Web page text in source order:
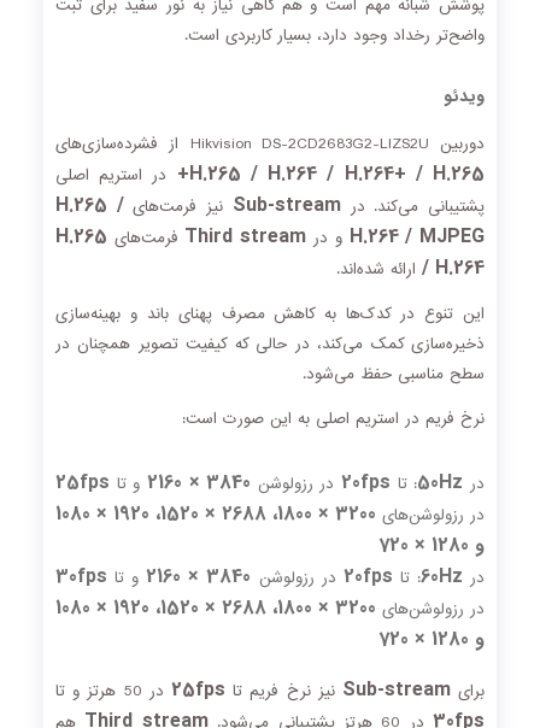
پوشش شبانه مهم است و هم گاهی نیاز به نور سفید برای ثبت
واضح‌تر رخداد وجود دارد، بسیار کاربردی است.
ویدئو
دوربین Hikvision DS-2CD2683G2-LIZS2U از فشرده‌سازی‌های
H.265 / H.264 / H.264+ / H.265+
در استریم اصلی
پشتیبانی می‌کند. درSub-stream نیز فرمت‌هایH.265 /
H.264 / MJPEG و در Third stream فرمت‌های H.265
/ H.264ارائه شده‌اند.
این تنوع در کدک‌ها به کاهش مصرف پهنای باند و بهینه‌سازی
ذخیره‌سازی کمک می‌کند، در حالی که کیفیت تصویر همچنان در
سطح مناسبی حفظ می‌شود.
نرخ فریم در استریم اصلی به این صورت است:
در 50Hz: تا 20fpsدر رزولوشن 3840 × 2160 و تا 25fps
در رزولوشن‌های
3200 × 1800، 2688 × 1520، 1920 × 1080
و 1280 × 720
در 60Hz: تا 20fps در رزولوشن 3840 × 2160 و تا 30fps
در رزولوشن‌های
3200 × 1800، 2688 × 1520، 1920 × 1080
و 1280 × 720
برایSub-stream نیز نرخ فریم تا 25fps در 50 هرتز و تا
30fpsدر 60 هرتز پشتیبانی می‌شود. Third stream هم